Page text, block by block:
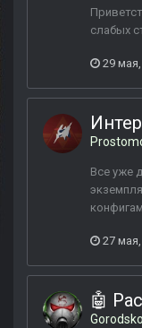
слабых
29
Все уже
27
🤖